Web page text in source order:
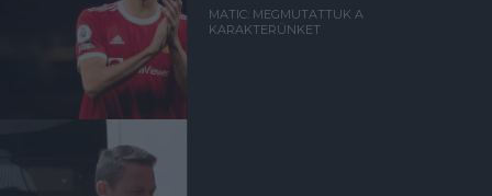
MATIC: MEGMUTATTUK A
KARAKTERÜNKET